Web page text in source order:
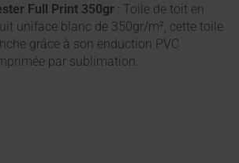
Full Print 350gr: Toile de toit en
uniface blanc de 350gr/m², cette toile
grâce à son enduction PVC
par sublimation.